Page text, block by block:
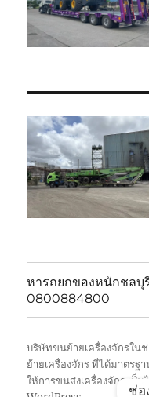
หารถยกของหนักชลบุ
0800884800
บริษัทขนย้ายเครื่องจักรใน
ย้ายเครื่องจักร ที่ได้มาตรฐ
ให้การขนส่งเครื่องจักร เป็น
ช่อ